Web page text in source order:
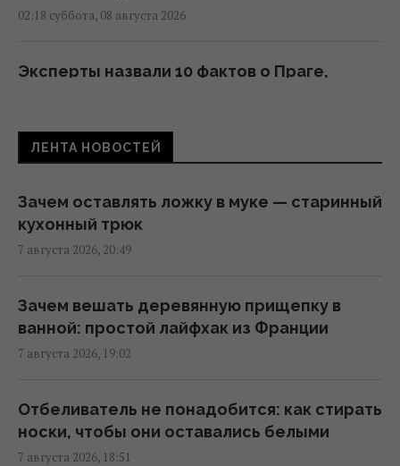
02:18 суббота, 08 августа 2026
Эксперты назвали 10 фактов о Праге,
высокомерного человека: психолог
раскрыла секрет
23:07 пятница, 07 августа 2026
В печально известных Boeing-737 нашли
еще одну проблему
22:31 пятница, 07 августа 2026
Россия наконец-то возвращает свой
ядерный крейсер за $5 млрд, но есть
проблема
ЛЕНТА НОВОСТЕЙ
Зачем оставлять ложку в муке — старинный
кухонный трюк
7 августа 2026, 20:49
Зачем вешать деревянную прищепку в
ванной: простой лайфхак из Франции
7 августа 2026, 19:02
Отбеливатель не понадобится: как стирать
носки, чтобы они оставались белыми
7 августа 2026, 18:51